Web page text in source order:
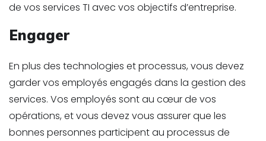
de vos services TI avec vos objectifs d’entreprise.
Engager
En plus des technologies et processus, vous devez
garder vos employés engagés dans la gestion des
services. Vos employés sont au cœur de vos
opérations, et vous devez vous assurer que les
bonnes personnes participent au processus de